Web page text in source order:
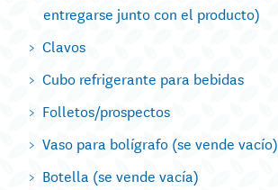
entregarse junto con el producto)
Clavos
Cubo refrigerante para bebidas
Folletos/prospectos
Vaso para bolígrafo (se vende vacío)
Botella (se vende vacía)